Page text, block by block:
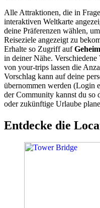
Alle Attraktionen, die in
interaktiven Weltkarte
deine Präferenzen wählen,
Reiseziele angezeigt zu
Erhalte so Zugriff auf
in deiner Nähe.
von your-trips lassen die
Vorschlag kann auf deine
übernommen werden (Login
der Community kannst du so
oder zukünftige Urlaube
Entdecke die